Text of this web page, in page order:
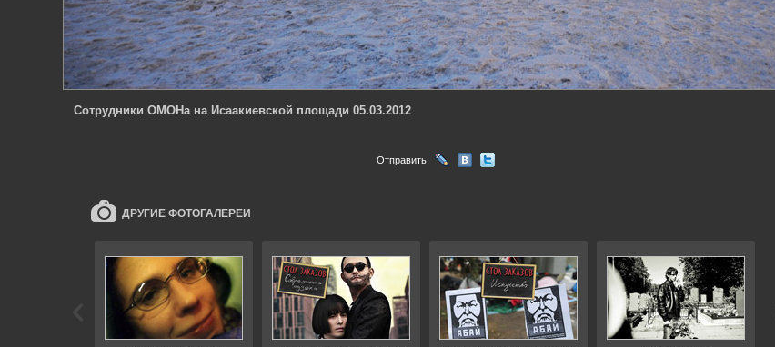
Сотрудники ОМОНа на Исаакиевской площади 05.03.2012
Отправить:
ДРУГИЕ ФОТОГАЛЕРЕИ